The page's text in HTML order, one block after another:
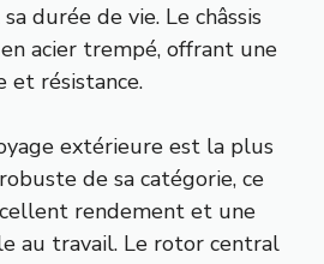
durée de vie. Le châssis
acier trempé, offrant une
et résistance.
extérieure est la plus
de sa catégorie, ce
rendement et une
au travail. Le rotor central